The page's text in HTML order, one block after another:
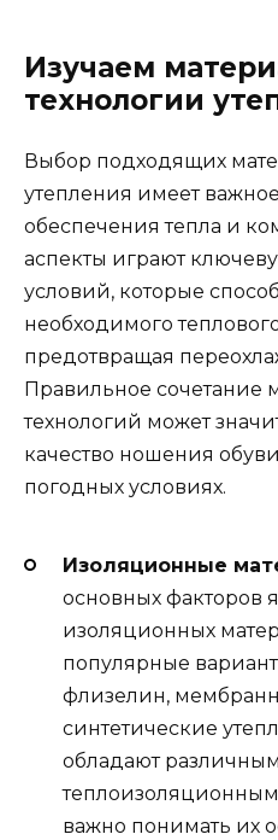
Изучаем
технологии
Выбор подходящих
утепления имеет
обеспечения тепла и
аспекты играют
условий, которые
необходимого
предотвращая
Правильное сочетание
технологий может
качество ношения
погодных условиях.
Изоляционные
основных факторов
изоляционных
популярные
флизелин,
синтетические
обладают
важно понимать их